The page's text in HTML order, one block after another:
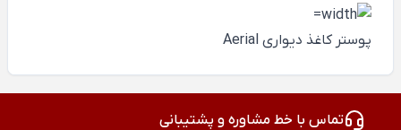
پوستر کاغذ دیواری Aerial
تماس با خط مشاوره و پشتیبانی